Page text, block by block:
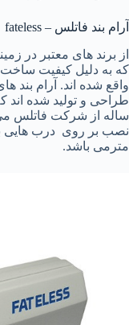
آرام بند فاتلس – fateless
از برند های معتبر در
که به دلیل کیفیت ساخت
واقع شده اند. آرام بند
مترمی باشد.